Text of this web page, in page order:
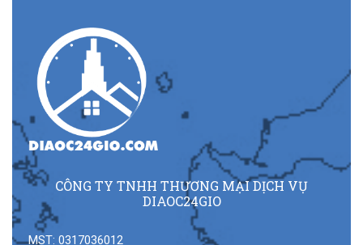
CÔNG TY TNHH THƯƠNG MẠI DỊCH VỤ
DIAOC24GIO
MST: 0317036012